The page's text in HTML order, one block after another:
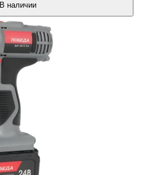
В наличии